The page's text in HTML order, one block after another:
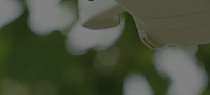
Nolaišanās